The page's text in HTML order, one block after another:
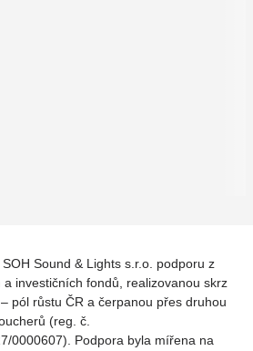
Sound & Lights s.r.o. podporu z
investičních fondů, realizovanou skrz
pól růstu ČR a čerpanou přes druhou
(reg. č.
0000607). Podpora byla mířena na